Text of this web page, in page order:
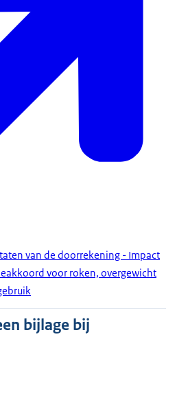
van de doorrekening - Impact
voor roken, overgewicht
bijlage bij